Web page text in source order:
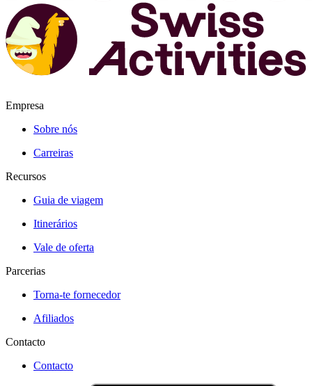
Empresa
Sobre nós
Carreiras
Recursos
Guia de viagem
Itinerários
Vale de oferta
Parcerias
Torna-te fornecedor
Afiliados
Contacto
Contacto